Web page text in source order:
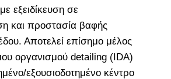
εξειδίκευση σε
και προστασία βαφής
Αποτελεί επίσημο μέλος
οργανισμού detailing (IDA)
εξουσιοδοτημένο κέντρο